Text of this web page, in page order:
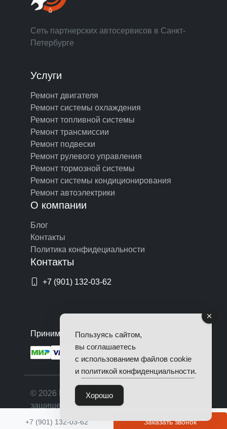
+7 (901) 132-03-62 Заказать звонок
Сеть партнерских автосервисов в Санкт-
Петербурге
Услуги
Ремонт двигателя
Ремонт системы охлаждения
Ремонт топливной системы
Ремонт трансмиссии
Ремонт подвески
Ремонт рулевого управления
Ремонт тормозной системы
Ремонт системы кондиционирования
Ремонт автоэлектрики
О компании
Блог
Контакты
Политика конфидециальности
Контакты
+7 (901) 132-03-62
Принимаем оплату по картам
© 2026 Починим Авто. Все права
защищены.
Пользуясь сайтом,
вы соглашаетесь
с использованием файлов cookie
и политикой конфиденциальности.
Хорошо